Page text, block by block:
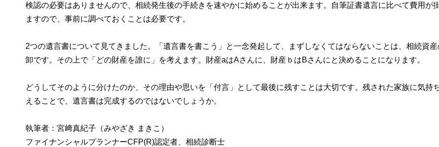
検認の必要はありませんので、相続発生後の手続きを速やかに始めることが出来ます。自筆証書遺言に比べて費用が
ますので、事前に調べておくことは必要です。
2つの遺言書について見てきました。「遺言書を書こう」と一念発起して、まずしなくてはならないことは、相続資
卸です。その上で「どの財産を誰に」を考えます。財産aはAさんに、財産ｂはBさんにと決めることになります。
どうしてそのように分けたのか、その理由や思いを「付言」として最後に残すことは大切です。残された家族に気持
えることで、遺言書は完成するのではないでしょうか。
執筆者：宮﨑真紀子（みやざき まきこ）
ファイナンシャルプランナーCFP(R)認定者、相続診断士